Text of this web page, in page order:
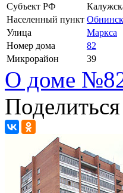
Субъект РФ
Населенный пункт Обнинск
Улица
Маркса
Номер дома
82
Микрорайон
39
О доме